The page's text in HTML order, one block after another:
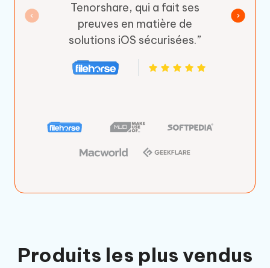
Tenorshare, qui a fait ses
preuves en matière de
solutions iOS sécurisées.”
Produits les plus vendus